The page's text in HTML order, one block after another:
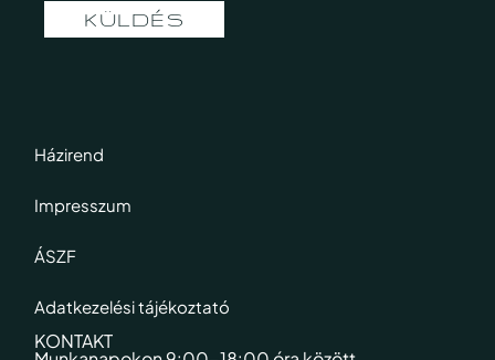
KÜLDÉS
Házirend
Impresszum
ÁSZF
Adatkezelési tájékoztató
KONTAKT